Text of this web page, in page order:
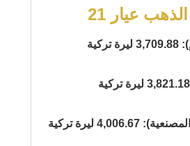
عيار 21
ليرة تركية